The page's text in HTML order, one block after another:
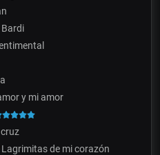
y mi amor
Lagrimitas de mi corazón